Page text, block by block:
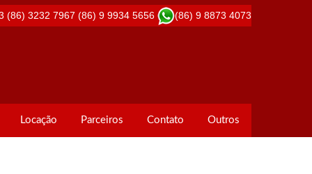
(86) 3232 7967 (86) 9 9934 5656 (86) 9 8873 4073
Locação Parceiros Contato Outros